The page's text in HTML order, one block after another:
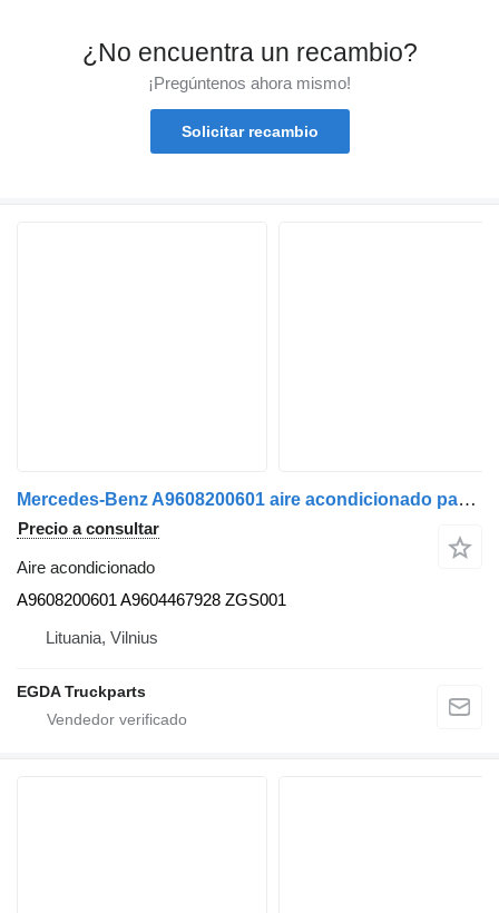
¿No encuentra un recambio?
¡Pregúntenos ahora mismo!
Solicitar recambio
Mercedes-Benz A9608200601 aire acondicionado para ACTROS MP4 Euro 6 cabeza tractora
Precio a consultar
Aire acondicionado
A9608200601 A9604467928 ZGS001
Lituania, Vilnius
EGDA Truckparts